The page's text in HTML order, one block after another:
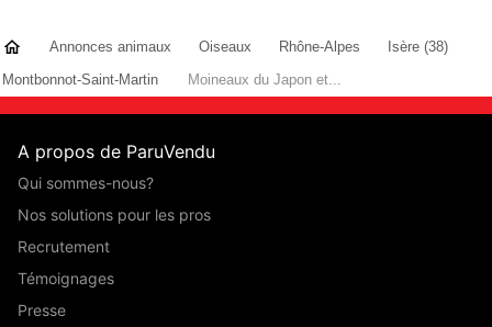
Annonces animaux Oiseaux Rhône-Alpes
Isère (38)
Montbonnot-Saint-Martin
Moineaux du Japon et...
A propos de ParuVendu
Qui sommes-nous?
Nos solutions pour les pros
Recrutement
Témoignages
Presse